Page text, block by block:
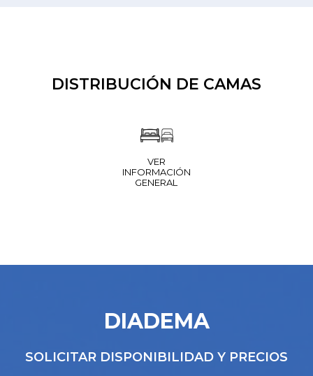
DISTRIBUCIÓN DE CAMAS
VER
INFORMACIÓN
GENERAL
DIADEMA
SOLICITAR DISPONIBILIDAD Y PRECIOS